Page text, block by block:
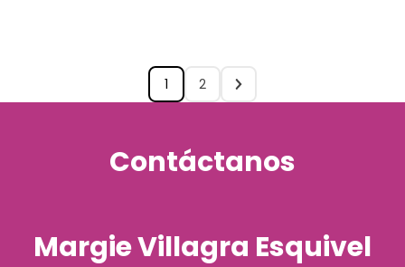
1 2
Contáctanos
Margie Villagra Esquivel